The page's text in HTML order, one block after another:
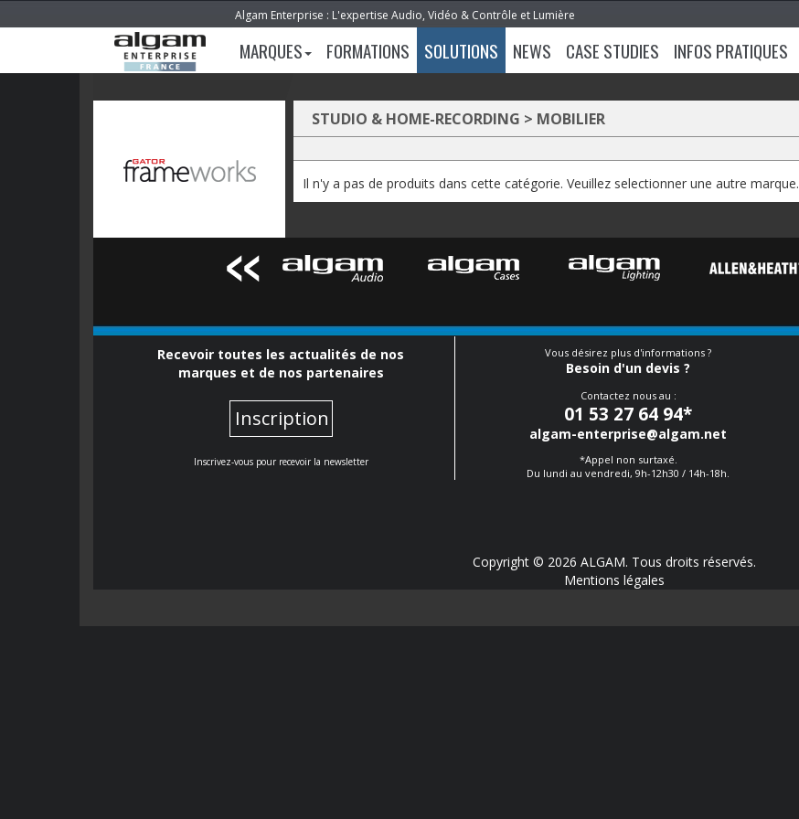
Algam Enterprise : L'expertise Audio, Vidéo & Contrôle et Lumière
MARQUES FORMATIONS SOLUTIONS NEWS CASE STUDIES INFOS PRATIQUES
STUDIO & HOME-RECORDING > MOBILIER
Il n'y a pas de produits dans cette catégorie. Veuillez selectionner une autre marque.
Recevoir toutes les actualités de nos
marques et de nos partenaires
Inscription
Inscrivez-vous pour recevoir la newsletter
Vous désirez plus d'informations ?
Besoin d'un devis ?
Contactez nous au :
01 53 27 64 94*
algam-enterprise@algam.net
*Appel non surtaxé.
Du lundi au vendredi, 9h-12h30 / 14h-18h.
Copyright © 2026 ALGAM. Tous droits réservés.
Mentions légales